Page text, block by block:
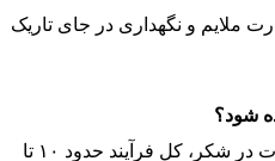
ملایم و نگهداری در جای تاریک
با احتساب زمان خواباندن شاه توت در شکر، کل فرآیند حدود ۱۰ تا